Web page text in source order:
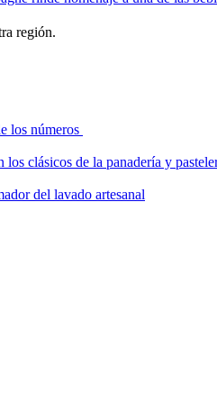
región.
los números
clásicos de la panadería y
del lavado artesanal